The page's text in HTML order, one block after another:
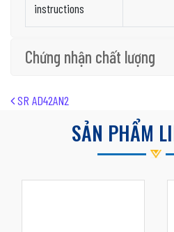
instructions
Chứng nhận chất lượng
Post navigation
SR AD42AN2
SẢN PHẨM